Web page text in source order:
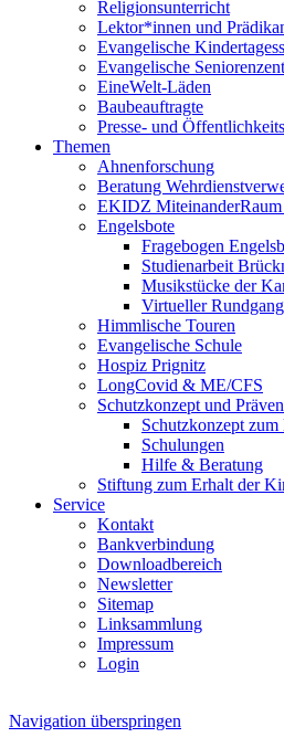
Religionsunterricht
Lektor*innen und
Evangelische
Evangelische
EineWelt-Läden
Baubeauftragte
Presse- und
Themen
Ahnenforschung
Beratung
EKIDZ
Engelsbote
Fragebogen
Studienarbeit
Musikstücke der
Virtueller
Himmlische Touren
Evangelische Schule
Hospiz Prignitz
LongCovid & ME/CFS
Schutzkonzept und
Schutzkonzept zum
Schulungen
Hilfe & Beratung
Stiftung zum Erhalt der
Service
Kontakt
Bankverbindung
Downloadbereich
Newsletter
Sitemap
Linksammlung
Impressum
Login
Navigation überspringen